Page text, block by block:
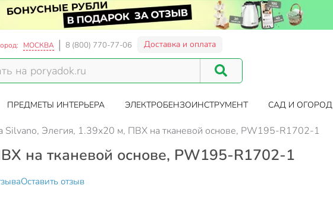
МОСКВА 8 (800) 770-77-06 Доставка и оплата
ПРЕДМЕТЫ ИНТЕРЬЕРА ЭЛЕКТРОБЕНЗОИНСТРУМЕНТ САД И ОГОРОД
Silvano, Элегия, 1.39х20 м, ПВХ на тканевой основе, PW195-R1702-1
на тканевой основе, PW195-R1702-1
Оставить отзыв